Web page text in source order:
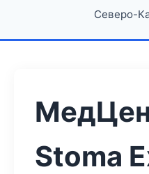
Северо-
Stoma